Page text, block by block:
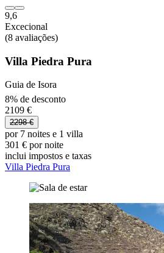
9,6
Excecional
(8 avaliações)
Villa Piedra Pura
Guia de Isora
8% de desconto
2109 €
2298 €
por 7 noites e 1 villa
301 € por noite
inclui impostos e taxas
Villa Piedra Pura